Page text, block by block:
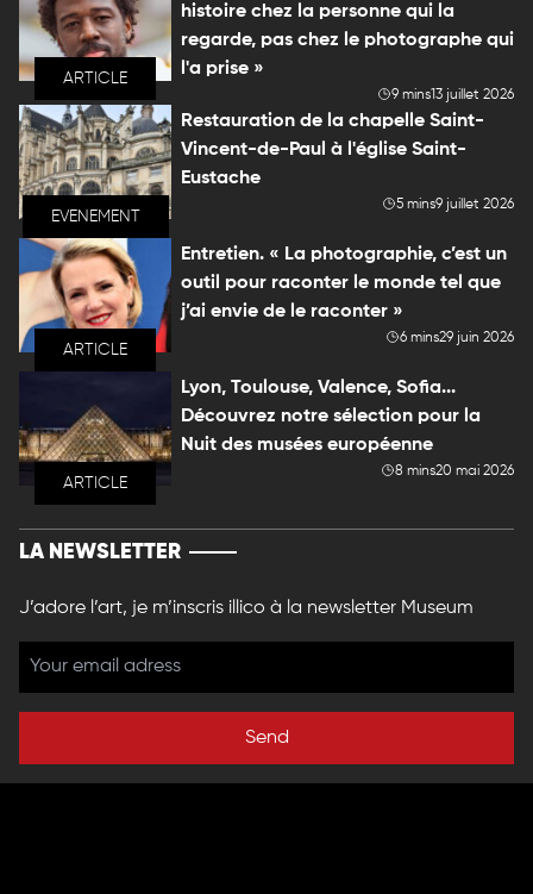
ARTICLE
histoire chez la personne qui la
regarde, pas chez le photographe qui
l'a prise »
9 mins13 juillet 2026
EVENEMENT
Restauration de la chapelle Saint-
Vincent-de-Paul à l'église Saint-
Eustache
5 mins9 juillet 2026
ARTICLE
Entretien. « La photographie, c’est un
outil pour raconter le monde tel que
j’ai envie de le raconter »
6 mins29 juin 2026
ARTICLE
Lyon, Toulouse, Valence, Sofia...
Découvrez notre sélection pour la
Nuit des musées européenne
8 mins20 mai 2026
LA NEWSLETTER
J’adore l’art, je m’inscris illico à la newsletter Museum
Send